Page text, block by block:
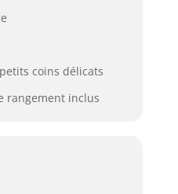
coins délicats
rangement inclus